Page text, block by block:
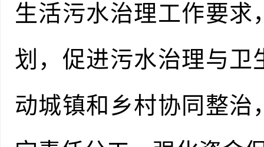
生活污水治理工作要求
划，促进污水治理与卫
动城镇和乡村协同整治